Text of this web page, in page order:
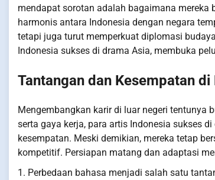
mendapat sorotan adalah bagaimana mereka
harmonis antara Indonesia dengan negara
tetapi juga turut memperkuat diplomasi
Indonesia sukses di drama Asia, membuka
Tantangan dan Kesempatan di
Mengembangkan karir di luar negeri tentunya
serta gaya kerja, para artis Indonesia sukses
kesempatan. Meski demikian, mereka tetap
kompetitif. Persiapan matang dan adaptasi
1. Perbedaan bahasa menjadi salah satu